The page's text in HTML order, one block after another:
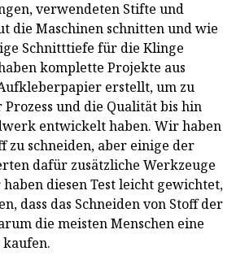
verwendeten Stifte und
die Maschinen schnitten und wie
Schnitttiefe für die Klinge
komplette Projekte aus
erstellt, um zu
Prozess und die Qualität bis hin
entwickelt haben. Wir haben
zu schneiden, aber einige der
dafür zusätzliche Werkzeuge
diesen Test leicht gewichtet,
dass das Schneiden von Stoff der
die meisten Menschen eine
kaufen.